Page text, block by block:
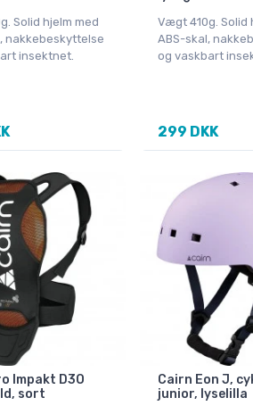
Solid hjelm med
nakkebeskyttelse
insektnet.
Vægt 410g. Solid
ABS-skal,
og vaskbart
299 DKK
Impakt D3O
sort
Cairn Eon J,
junior, lyselilla